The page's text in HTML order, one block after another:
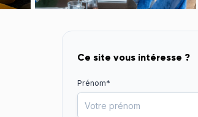
Ce site vous intéresse ?
Prénom*